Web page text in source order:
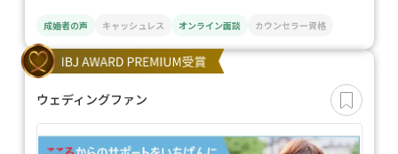
成婚者の声 キャッシュレス オンライン面談 カウンセラー資格
ウェディングファン